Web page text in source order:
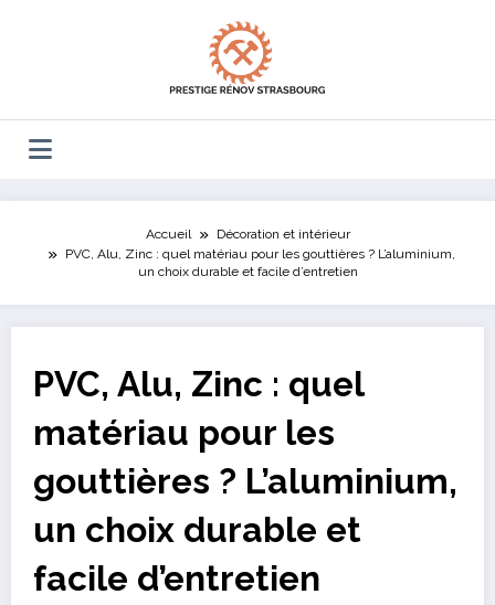
Accueil
Décoration et intérieur
PVC, Alu, Zinc : quel matériau pour les gouttières ? L’aluminium,
un choix durable et facile d’entretien
PVC, Alu, Zinc : quel
matériau pour les
gouttières ? L’aluminium,
un choix durable et
facile d’entretien